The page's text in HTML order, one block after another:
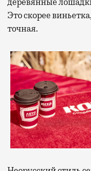
Это скорее
точная.